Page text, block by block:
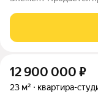
Башни Элемент
эксплуатацию II кв.
12 900 000 ₽
23 м² квартира-